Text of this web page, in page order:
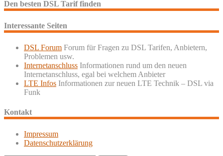
Den besten DSL Tarif finden
Interessante Seiten
DSL Forum Forum für Fragen zu DSL Tarifen, Anbietern,
Problemen usw.
Internetanschluss Informationen rund um den neuen
Internetanschluss, egal bei welchem Anbieter
LTE Infos Informationen zur neuen LTE Technik – DSL via
Funk
Kontakt
Impressum
Datenschutzerklärung